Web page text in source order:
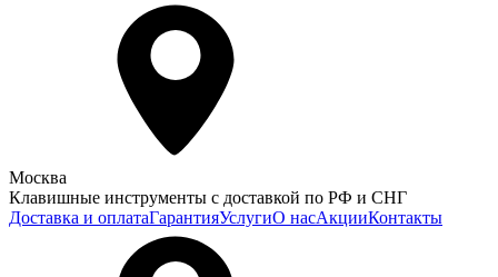
Москва
Клавишные инструменты с доставкой по РФ и СНГ
Доставка и оплатаГарантияУслугиО насАкцииКонтакты